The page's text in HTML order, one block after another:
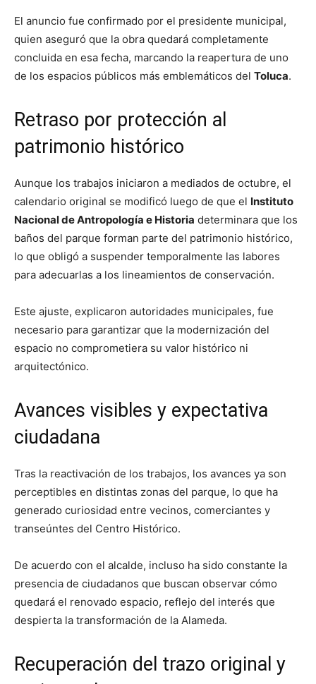
El anuncio fue confirmado por el presidente municipal,
quien aseguró que la obra quedará completamente
concluida en esa fecha, marcando la reapertura de uno
de los espacios públicos más emblemáticos del Toluca.
Retraso por protección al
patrimonio histórico
Aunque los trabajos iniciaron a mediados de octubre, el
calendario original se modificó luego de que el Instituto
Nacional de Antropología e Historia determinara que los
baños del parque forman parte del patrimonio histórico,
lo que obligó a suspender temporalmente las labores
para adecuarlas a los lineamientos de conservación.
Este ajuste, explicaron autoridades municipales, fue
necesario para garantizar que la modernización del
espacio no comprometiera su valor histórico ni
arquitectónico.
Avances visibles y expectativa
ciudadana
Tras la reactivación de los trabajos, los avances ya son
perceptibles en distintas zonas del parque, lo que ha
generado curiosidad entre vecinos, comerciantes y
transeúntes del Centro Histórico.
De acuerdo con el alcalde, incluso ha sido constante la
presencia de ciudadanos que buscan observar cómo
quedará el renovado espacio, reflejo del interés que
despierta la transformación de la Alameda.
Recuperación del trazo original y